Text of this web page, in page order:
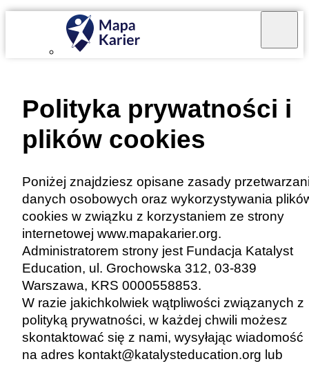
Polityka prywatności i
plików cookies
Poniżej znajdziesz opisane zasady
danych osobowych oraz wykorzystywania
cookies w związku z korzystaniem ze strony
internetowej www.mapakarier.org.
Administratorem strony jest Fundacja Katalyst
Education, ul. Grochowska 312, 03-839
Warszawa, KRS 0000558853.
W razie jakichkolwiek wątpliwości związanych z
polityką prywatności, w każdej chwili możesz
skontaktować się z nami, wysyłając wiadomość
na adres kontakt@katalysteducation.org lub